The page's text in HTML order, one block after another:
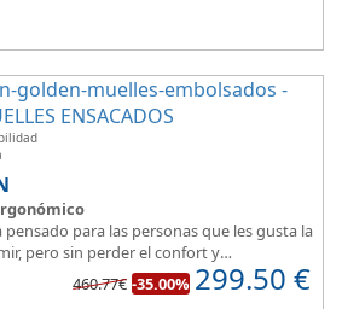
pensado para las personas que les gusta la
pero sin perder el confort y
la viscoelástica.
tejido e independencia de lechos,
460.77€ -35.00% 299.50 €